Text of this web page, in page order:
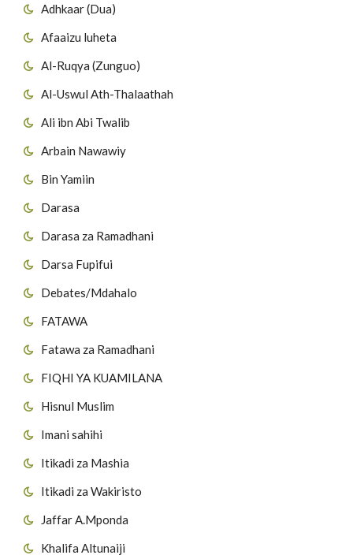
Adhkaar (Dua)
Afaaizu luheta
Al-Ruqya (Zunguo)
Al-Uswul Ath-Thalaathah
Ali ibn Abi Twalib
Arbain Nawawiy
Bin Yamiin
Darasa
Darasa za Ramadhani
Darsa Fupifui
Debates/Mdahalo
FATAWA
Fatawa za Ramadhani
FIQHI YA KUAMILANA
Hisnul Muslim
Imani sahihi
Itikadi za Mashia
Itikadi za Wakiristo
Jaffar A.Mponda
Khalifa Altunaiji